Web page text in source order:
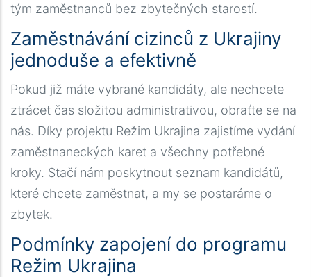
tým zaměstnanců bez zbytečných starostí.
Zaměstnávání cizinců z Ukrajiny
jednoduše a efektivně
Pokud již máte vybrané kandidáty, ale nechcete
ztrácet čas složitou administrativou, obraťte se na
nás. Díky projektu Režim Ukrajina zajistíme vydání
zaměstnaneckých karet a všechny potřebné
kroky. Stačí nám poskytnout seznam kandidátů,
které chcete zaměstnat, a my se postaráme o
zbytek.
Podmínky zapojení do programu
Režim Ukrajina